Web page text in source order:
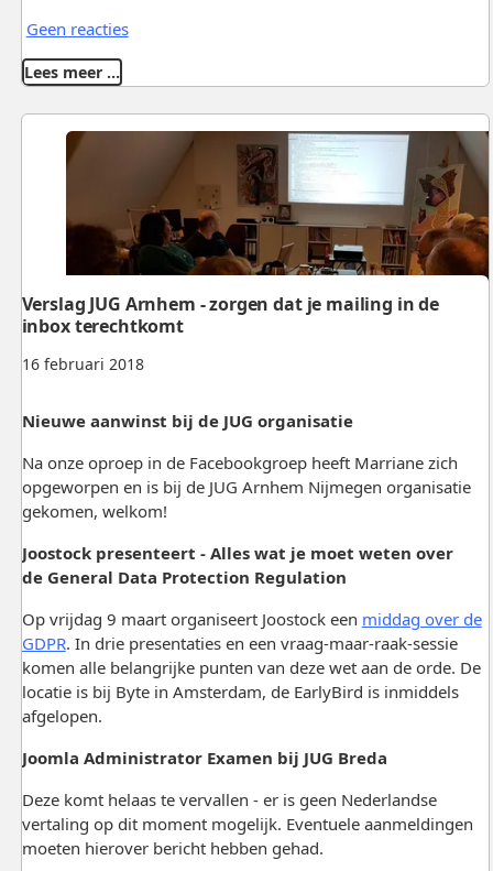
Geen reacties
Lees meer …
16 februari 2018
Verslag JUG Arnhem - zorgen dat je mailing in de
inbox terechtkomt
Nieuwe aanwinst bij de JUG organisatie
Na onze oproep in de Facebookgroep heeft Marriane zich
opgeworpen en is bij de JUG Arnhem Nijmegen organisatie
gekomen, welkom!
Joostock presenteert - Alles wat je moet weten over
de General Data Protection Regulation
Op vrijdag 9 maart organiseert Joostock een middag over de
GDPR. In drie presentaties en een vraag-maar-raak-sessie
komen alle belangrijke punten van deze wet aan de orde. De
locatie is bij Byte in Amsterdam, de EarlyBird is inmiddels
afgelopen.
Joomla Administrator Examen bij JUG Breda
Deze komt helaas te vervallen - er is geen Nederlandse
vertaling op dit moment mogelijk. Eventuele aanmeldingen
moeten hierover bericht hebben gehad.